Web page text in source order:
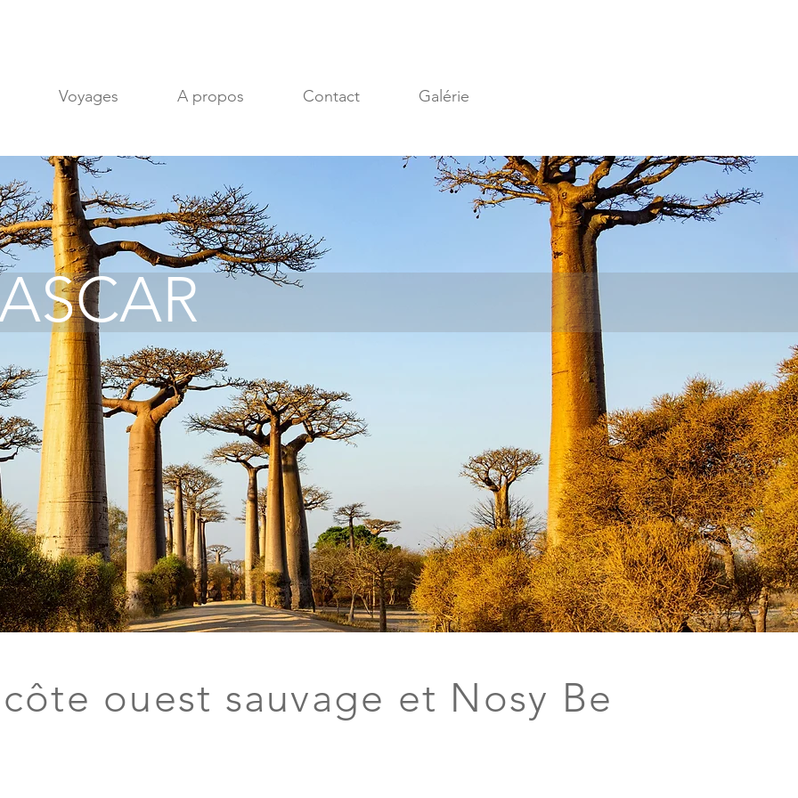
Voyages A propos Contact Galérie
ouest sauvage et Nosy Be